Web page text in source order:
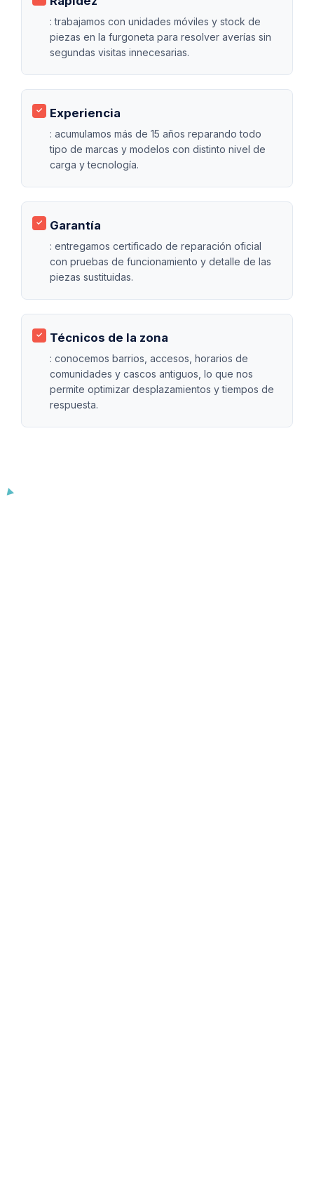
: trabajamos con unidades móviles y stock de
piezas en la furgoneta para resolver averías sin
segundas visitas innecesarias.
Experiencia
: acumulamos más de 15 años reparando todo
tipo de marcas y modelos con distinto nivel de
carga y tecnología.
Garantía
: entregamos certificado de reparación oficial
con pruebas de funcionamiento y detalle de las
piezas sustituidas.
Técnicos de la zona
: conocemos barrios, accesos, horarios de
comunidades y cascos antiguos, lo que nos
permite optimizar desplazamientos y tiempos de
respuesta.